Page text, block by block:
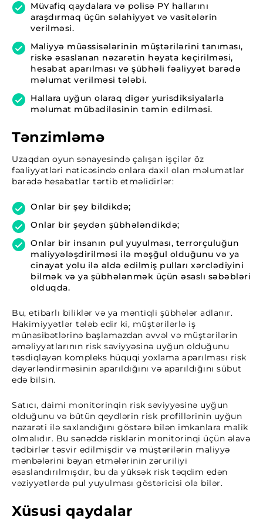
Müvafiq qaydalara və polisə PY hallarını
araşdırmaq üçün səlahiyyət və vasitələrin
verilməsi.
Maliyyə müəssisələrinin müştərilərini tanıması,
riskə əsaslanan nəzarətin həyata keçirilməsi,
hesabat aparılması və şübhəli fəaliyyət barədə
məlumat verilməsi tələbi.
Hallara uyğun olaraq digər yurisdiksiyalarla
məlumat mübadiləsinin təmin edilməsi.
Tənzimləmə
Uzaqdan oyun sənayesində çalışan işçilər öz
fəaliyyətləri nəticəsində onlara daxil olan məlumatlar
barədə hesabatlar tərtib etməlidirlər:
Onlar bir şey bildikdə;
Onlar bir şeydən şübhələndikdə;
Onlar bir insanın pul yuyulması, terrorçuluğun
maliyyələşdirilməsi ilə məşğul olduğunu və ya
cinayət yolu ilə əldə edilmiş pulları xərclədiyini
bilmək və ya şübhələnmək üçün əsaslı səbəbləri
olduqda.
Bu, etibarlı biliklər və ya məntiqli şübhələr adlanır.
Hakimiyyətlər tələb edir ki, müştərilərlə iş
münasibətlərinə başlamazdan əvvəl və müştərilərin
əməliyyatlarının risk səviyyəsinə uyğun olduğunu
təsdiqləyən kompleks hüquqi yoxlama aparılması risk
dəyərləndirməsinin aparıldığını və aparıldığını sübut
edə bilsin.
Satıcı, daimi monitorinqin risk səviyyəsinə uyğun
olduğunu və bütün qeydlərin risk profillərinin uyğun
nəzarəti ilə saxlandığını göstərə bilən imkanlara malik
olmalıdır. Bu sənəddə risklərin monitorinqi üçün əlavə
tədbirlər təsvir edilmişdir və müştərilərin maliyyə
mənbələrini bəyan etmələrinin zəruriliyi
əsaslandırılmışdır, bu da yüksək risk təqdim edən
vəziyyətlərdə pul yuyulması göstəricisi ola bilər.
Xüsusi qaydalar